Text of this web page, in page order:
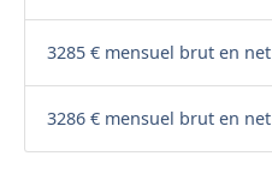
3285 € mensuel brut en net
3286 € mensuel brut en net